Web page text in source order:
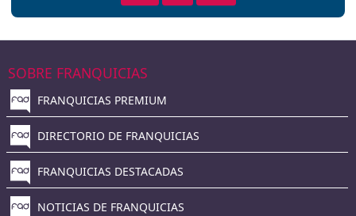
SOBRE FRANQUICIAS
FRANQUICIAS PREMIUM
DIRECTORIO DE FRANQUICIAS
FRANQUICIAS DESTACADAS
NOTICIAS DE FRANQUICIAS